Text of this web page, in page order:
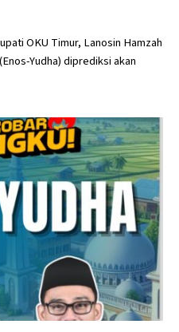
OKU Timur, Lanosin Hamzah
Yudha) diprediksi akan